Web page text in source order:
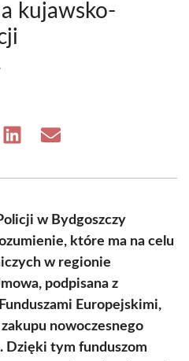
kujawsko-
Share Share
w Bydgoszczy
które ma na celu
w regionie
podpisana z
Europejskimi,
nowoczesnego
Dzięki tym funduszom